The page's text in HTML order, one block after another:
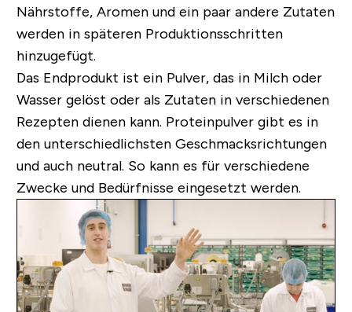
Nährstoffe, Aromen und ein paar andere Zutaten
werden in späteren Produktionsschritten
hinzugefügt.
Das Endprodukt ist ein Pulver, das in Milch oder
Wasser gelöst oder als Zutaten in verschiedenen
Rezepten dienen kann. Proteinpulver gibt es in
den unterschiedlichsten Geschmacksrichtungen
und auch neutral. So kann es für verschiedene
Zwecke und Bedürfnisse eingesetzt werden.